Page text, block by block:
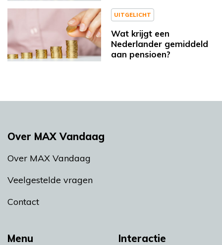
UITGELICHT
Wat krijgt een
Nederlander gemiddeld
aan pensioen?
Menu Interactie
Over MAX Vandaag
Over MAX Vandaag
Veelgestelde vragen
Contact